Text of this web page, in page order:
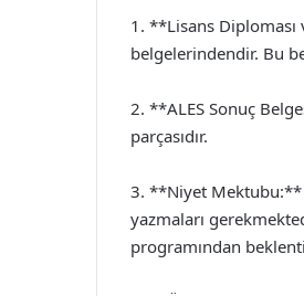
1. **Lisans
belgelerindendir. Bu
2. **ALES Sonuç
parçasıdır.
3. **Niyet Mektubu:**
yazmaları
programından